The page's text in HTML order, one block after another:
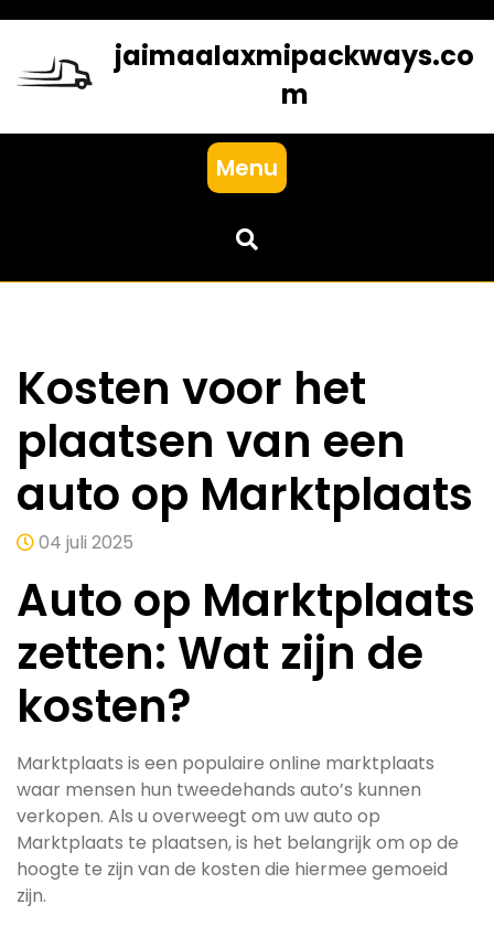
content
jaimaalaxmipackways.co
m
Menu
Kosten voor het
plaatsen van een
auto op Marktplaats
04 juli 2025
Auto op Marktplaats
zetten: Wat zijn de
kosten?
Marktplaats is een populaire online marktplaats
waar mensen hun tweedehands auto’s kunnen
verkopen. Als u overweegt om uw auto op
Marktplaats te plaatsen, is het belangrijk om op de
hoogte te zijn van de kosten die hiermee gemoeid
zijn.